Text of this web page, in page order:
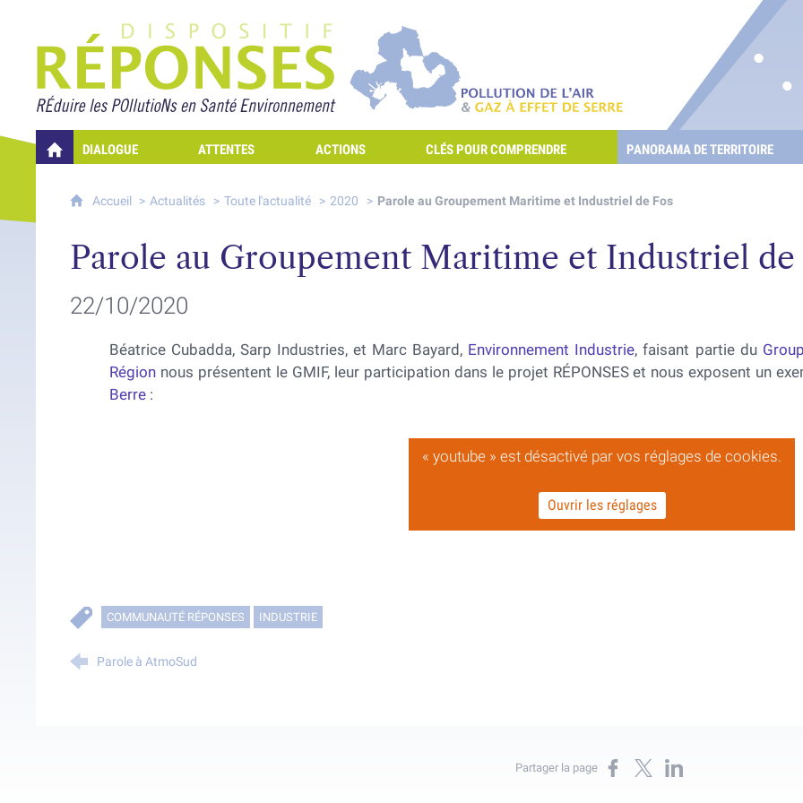
Projet Réponses - Réduire les POllutioNs en Santé Environnement
Pollution de l'air & gaz à effet de serre
QUELLES RÉPONSES À MES PRÉOCCUPATIONS SUR LA POLLUTION DE L'AIR ET LES GAZ À EFFET DE SERRE ?
DIALOGUE ATTENTES ACTIONS CLÉS POUR COMPRENDRE PANORAMA DE TERRITOIRE
Accueil Actualités Toute l'actualité 2020 Parole au Groupement Maritime et Industriel de Fos
Parole au Groupement Maritime et Industriel de
22/10/2020
Béatrice Cubadda, Sarp Industries, et Marc Bayard, Environnement Industrie, faisant partie du
Régionnous présentent le GMIF, leur participation dans le projet RÉPONSES et nous exposent un
Berre:
« youtube » est désactivé par vos réglages de cookies.
Ouvrir les réglages
COMMUNAUTÉ RÉPONSES INDUSTRIE
Parole à AtmoSud
Partager la page Partager sur Facebook
Partager sur XPartager sur LinkedIn